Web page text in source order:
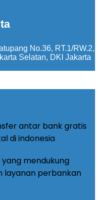
No.36, RT.1/RW.2,
Selatan, DKI Jakarta